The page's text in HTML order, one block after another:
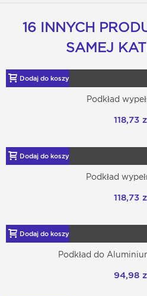
16 INNYCH
SAMEJ
Dodaj do koszyka
Podkład
118,73
Dodaj do koszyka
Podkład
118,73
Dodaj do koszyka
Podkład do
94,98